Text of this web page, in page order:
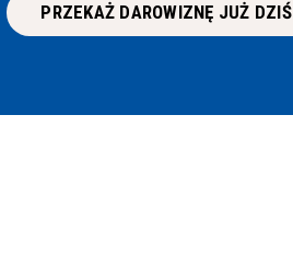
PRZEKAŻ DAROWIZNĘ JUŻ DZIŚ